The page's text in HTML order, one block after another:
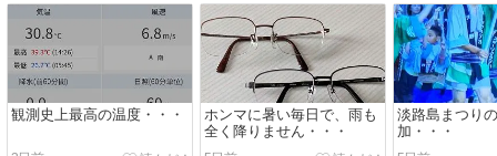
観測史上最高の温度・・・
ホンマに暑い毎日で、雨も
全く降りません・・・
淡路島まつり
加・・・